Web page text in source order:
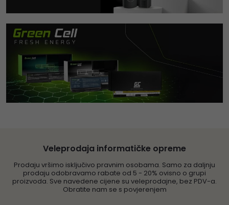
Veleprodaja informatičke opreme
Prodaju vršimo isključivo pravnim osobama. Samo za daljnju
prodaju odobravamo rabate od 5 - 20% ovisno o grupi
proizvoda. Sve navedene cijene su veleprodajne, bez PDV-a.
Obratite nam se s povjerenjem